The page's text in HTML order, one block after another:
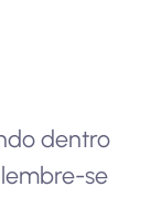
dentro
se